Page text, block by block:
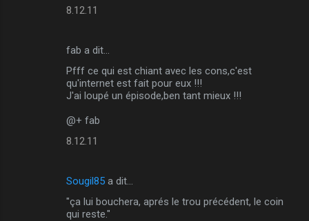
8.12.11
fab a dit…
Pfff ce qui est chiant avec les cons,c'est
qu'internet est fait pour eux !!!
J'ai loupé un épisode,ben tant mieux !!!
@+ fab
8.12.11
Sougil85 a dit…
"ça lui bouchera, aprés le trou précédent, le coin
qui reste."